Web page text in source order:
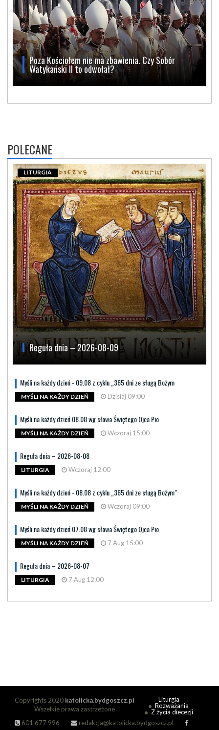
Poza Kościołem nie ma zbawienia. Czy Sobór
Watykański II to odwołał?
POLECANE
Reguła dnia – 2026-08-09
LITURGIA
Myśli na każdy dzień - 09.08 z cyklu „365 dni ze sługą Bożym
MYŚLI NA KAŻDY DZIEŃ Dzisiaj 09:00
Myśli na każdy dzień 08.08 wg słowa Świętego Ojca Pio
MYŚLI NA KAŻDY DZIEŃ Wczoraj 15:00
Reguła dnia – 2026-08-08
LITURGIA Wczoraj 12:00
Myśli na każdy dzień - 08.08 z cyklu „365 dni ze sługą Bożym"
MYŚLI NA KAŻDY DZIEŃ Wczoraj 09:00
Myśli na każdy dzień 07.08 wg słowa Świętego Ojca Pio
MYŚLI NA KAŻDY DZIEŃ 7 Aug 15:00
Reguła dnia – 2026-08-07
LITURGIA 7 Aug 12:00
Copyrights 2020 katolicka.bydgoszcz.pl
Wszelkie prawa zastrzeżone
601 677 996
redakcja@katolicka.bydgoszcz.pl
Liturgia
Rozważania
Z życia diecezji